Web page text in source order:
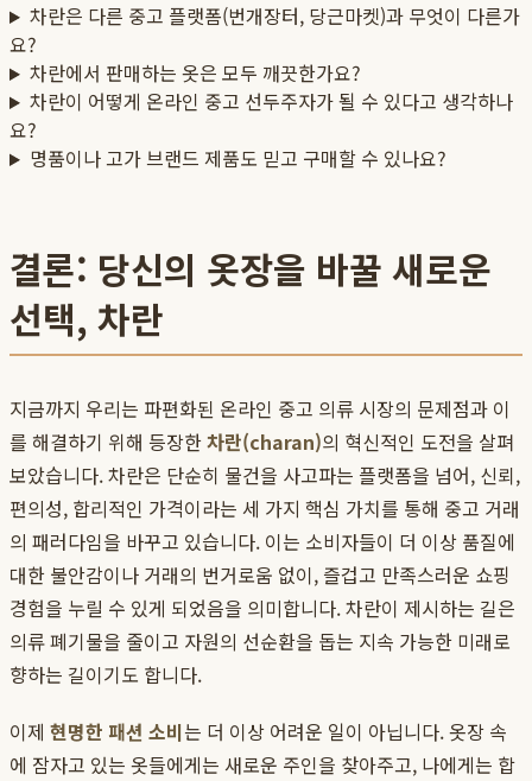
차란은 다른 중고 플랫폼(번개장터, 당근마켓)과 무엇이 다른가
요?
차란에서 판매하는 옷은 모두 깨끗한가요?
차란이 어떻게 온라인 중고 선두주자가 될 수 있다고 생각하나
요?
명품이나 고가 브랜드 제품도 믿고 구매할 수 있나요?
결론: 당신의 옷장을 바꿀 새로운
선택, 차란
지금까지 우리는 파편화된 온라인 중고 의류 시장의 문제점과 이
를 해결하기 위해 등장한차란(charan)의 혁신적인 도전을 살펴
보았습니다. 차란은 단순히 물건을 사고파는 플랫폼을 넘어, 신뢰,
편의성, 합리적인 가격이라는 세 가지 핵심 가치를 통해 중고 거래
의 패러다임을 바꾸고 있습니다. 이는 소비자들이 더 이상 품질에
대한 불안감이나 거래의 번거로움 없이, 즐겁고 만족스러운 쇼핑
경험을 누릴 수 있게 되었음을 의미합니다. 차란이 제시하는 길은
의류 폐기물을 줄이고 자원의 선순환을 돕는 지속 가능한 미래로
향하는 길이기도 합니다.
이제 현명한 패션 소비는 더 이상 어려운 일이 아닙니다. 옷장 속
에 잠자고 있는 옷들에게는 새로운 주인을 찾아주고, 나에게는 합